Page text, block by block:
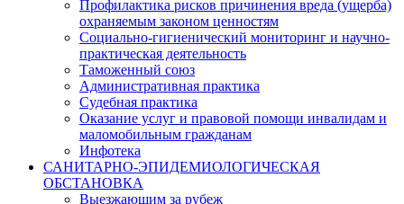
Профилактика рисков причинения вреда (ущерба)
охраняемым законом ценностям
Социально-гигиенический мониторинг и научно-
практическая деятельность
Таможенный союз
Административная практика
Судебная практика
Оказание услуг и правовой помощи инвалидам и
маломобильным гражданам
Инфотека
САНИТАРНО-ЭПИДЕМИОЛОГИЧЕСКАЯ
ОБСТАНОВКА
Выезжающим за рубеж